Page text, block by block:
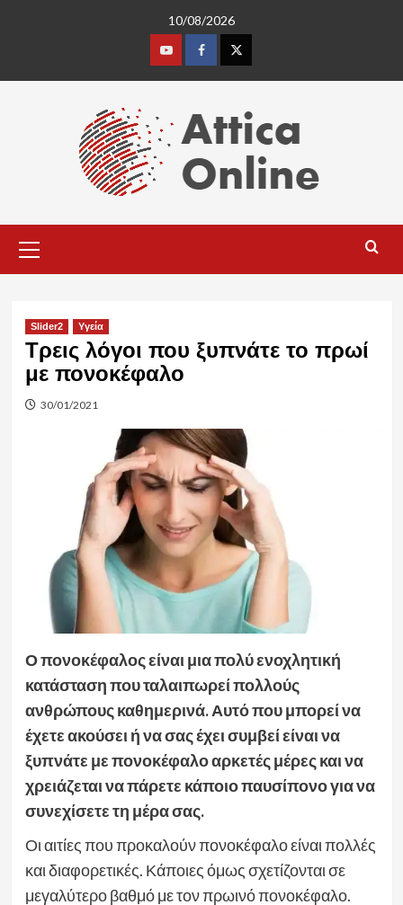
10/08/2026
YoutubeFacebookTwitter
Menu
Slider2 Υγεία
Τρεις λόγοι που ξυπνάτε το πρωί
με πονοκέφαλο
30/01/2021
Ο πονοκέφαλος είναι μια πολύ ενοχλητική
κατάσταση που ταλαιπωρεί πολλούς
ανθρώπους καθημερινά. Αυτό που μπορεί να
έχετε ακούσει ή να σας έχει συμβεί είναι να
ξυπνάτε με πονοκέφαλο αρκετές μέρες και να
χρειάζεται να πάρετε κάποιο παυσίπονο για να
συνεχίσετε τη μέρα σας.
Οι αιτίες που προκαλούν πονοκέφαλο είναι πολλές
και διαφορετικές. Κάποιες όμως σχετίζονται σε
μεγαλύτερο βαθμό με τον πρωινό πονοκέφαλο.